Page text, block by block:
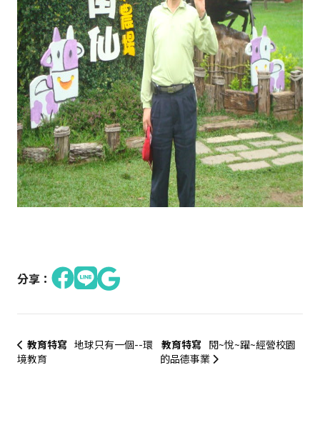
分享：
教育特寫 地球只有一個--環
境教育
教育特寫 閱~悅~躍~經營校園
的品德事業